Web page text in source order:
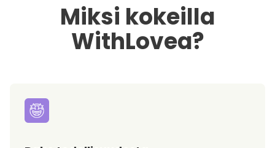
Miksi kokeilla
WithLovea?